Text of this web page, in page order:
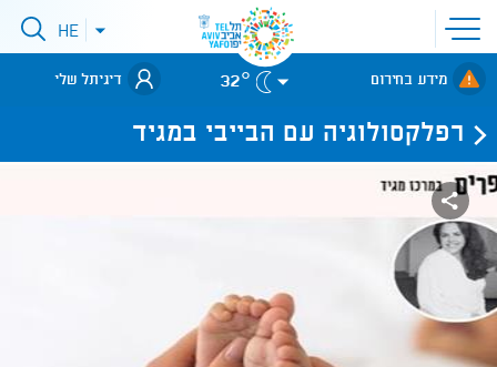
פתיחת
תפריט
אתר
לאתר עיריית
תל-אביב
פתיחתHE
מידע בחירום 32° דיגיתל שלי
רפלקסולוגיה עם הבייבי במגיד